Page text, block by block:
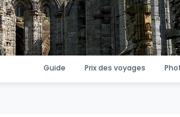
Guide Prix des voyages